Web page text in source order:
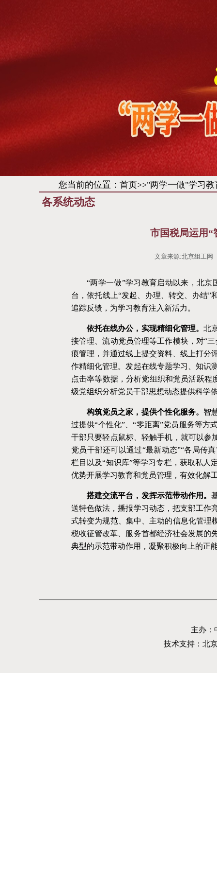
您当前的位置： 首页>>"两学一做"学习教
各系统动态
市国税局运用“
文章来源:北京组工
“两学一做”学习教育启动以来，北
台，依托线上“发起、办理、转交、办结”
追踪反馈，为学习教育注入新活力。
依托在线办公，实现精细化管理。北
接管理、流动党员管理等工作模块，对“
痕管理，并通过线上提交资料、线上打分
作精细化管理。发起在线专题学习、知识
点击率等数据，分析党组织和党员活跃程
级党组织分析党员干部思想动态提供科学
构筑党员之家，提供个性化服务。 智
过提供“个性化”、“零距离”党员服务等方
干部只要轻点鼠标、轻触手机，就可以参
党员干部还可以通过“最新动态”“各局传
栏目以及“知识库”等学习专栏，获取私人
优势开展学习教育和党员管理，有效化解
搭建交流平台，发挥示范带动作用。
送特色做法，播报学习动态，把支部工作
式转变为规范、集中、主动的信息化管理
税收征管改革、服务首都经济社会发展的
典型的示范带动作用，凝聚积极向上的正
主办：
技术支持：北